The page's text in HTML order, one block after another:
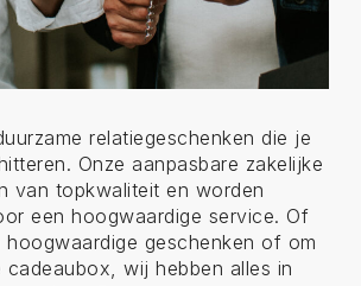
relatiegeschenken die je
Onze aanpasbare zakelijke
van topkwaliteit en worden
een hoogwaardige service. Of
geschenken of om
cadeaubox, wij hebben alles in